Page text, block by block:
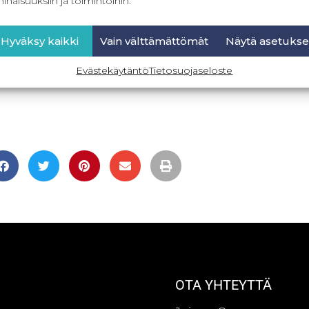
Hyväksy kaikki Vain välttämättömät Näytä
EvästekäytäntöTietosuojaseloste
OTA YHTEYTTÄ